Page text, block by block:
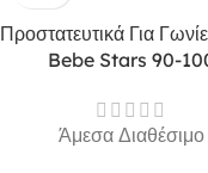
Προστατευτικά Για
Bebe Stars 90-
Άμεσα Διαθέσιμο